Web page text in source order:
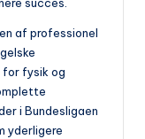
af professionel
fysik og
i Bundesligaen
yderligere